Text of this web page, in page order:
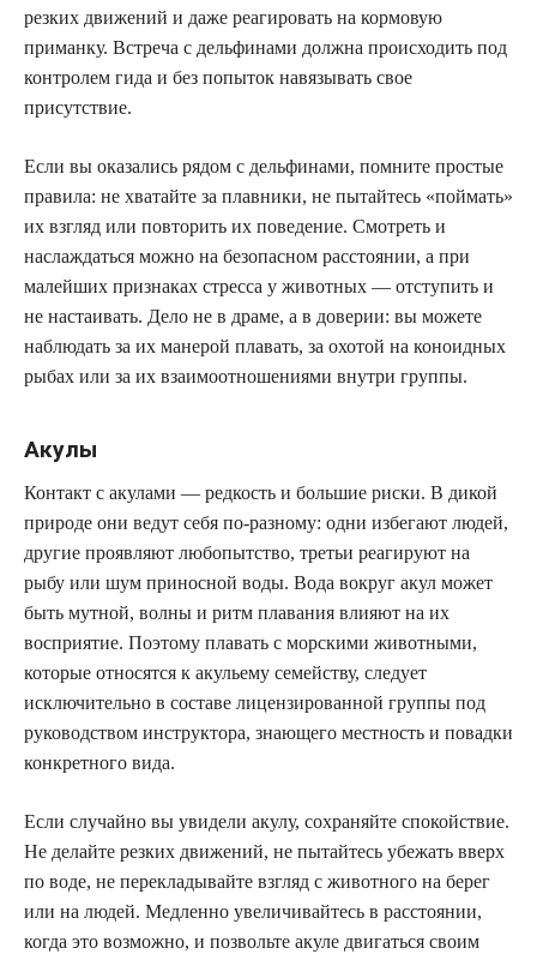
резких движений и даже реагировать на кормовую
приманку. Встреча с дельфинами должна происходить под
контролем гида и без попыток навязывать свое
присутствие.
Если вы оказались рядом с дельфинами, помните простые
правила: не хватайте за плавники, не пытайтесь «поймать»
их взгляд или повторить их поведение. Смотреть и
наслаждаться можно на безопасном расстоянии, а при
малейших признаках стресса у животных — отступить и
не настаивать. Дело не в драме, а в доверии: вы можете
наблюдать за их манерой плавать, за охотой на коноидных
рыбах или за их взаимоотношениями внутри группы.
Акулы
Контакт с акулами — редкость и большие риски. В дикой
природе они ведут себя по-разному: одни избегают людей,
другие проявляют любопытство, третьи реагируют на
рыбу или шум приносной воды. Вода вокруг акул может
быть мутной, волны и ритм плавания влияют на их
восприятие. Поэтому плавать с морскими животными,
которые относятся к акульему семейству, следует
исключительно в составе лицензированной группы под
руководством инструктора, знающего местность и повадки
конкретного вида.
Если случайно вы увидели акулу, сохраняйте спокойствие.
Не делайте резких движений, не пытайтесь убежать вверх
по воде, не перекладывайте взгляд с животного на берег
или на людей. Медленно увеличивайтесь в расстоянии,
когда это возможно, и позвольте акуле двигаться своим